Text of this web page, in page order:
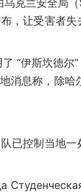
克兰安全局
，让受害者
“伊斯坎德尔
消息称，除
已控制当地